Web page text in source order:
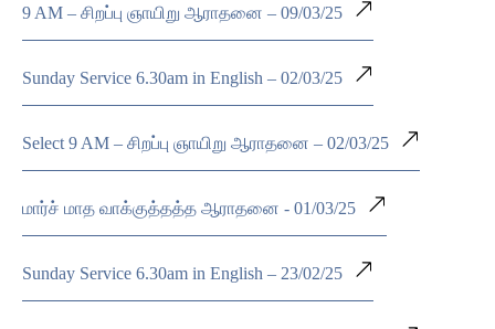
9 AM – சிறப்பு ஞாயிறு ஆராதனை – 09/03/25
Sunday Service 6.30am in English – 02/03/25
Select 9 AM – சிறப்பு ஞாயிறு ஆராதனை – 02/03/25
மார்ச் மாத வாக்குத்தத்த ஆராதனை - 01/03/25
Sunday Service 6.30am in English – 23/02/25